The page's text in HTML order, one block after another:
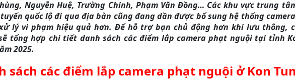
Nguyễn Huệ, Trường Chinh, Phạm Văn Đồng… Các khu vực trung
quốc lộ đi qua địa bàn cũng đang dần được bổ sung hệ thống
lý vi phạm hiệu quả hơn. Để hỗ trợ bạn chủ động hơn khi lưu thông,
tổng hợp chi tiết danh sách các điểm lắp camera phạt nguội tại tỉnh
2025.
sách các điểm lắp camera phạt nguội ở Kon